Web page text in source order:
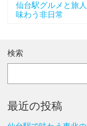
仙台駅グルメと旅
味わう非日常
検索
最近の投稿